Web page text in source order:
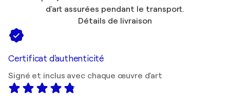
d'art assurées pendant le transport.
Détails de livraison
Certificat d'authenticité
Signé et inclus avec chaque œuvre d'art